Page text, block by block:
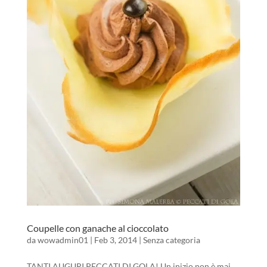
Coupelle con ganache al cioccolato
dawowadmin01 | Feb 3, 2014| Senza categoria